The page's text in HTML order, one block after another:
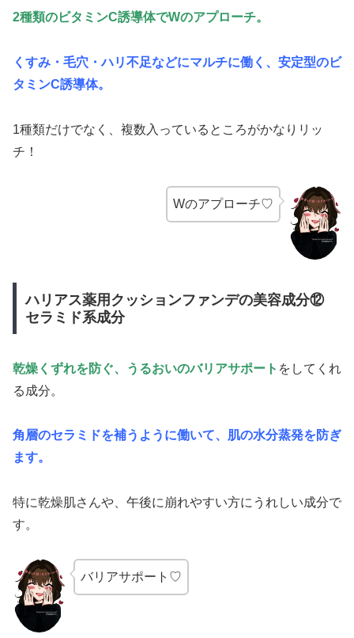
2種類のビタミンC誘導体でWのアプローチ。
くすみ・毛穴・ハリ不足などにマルチに働く、安定型のビ
タミンC誘導体。
1種類だけでなく、複数入っているところがかなりリッ
チ！
Wのアプローチ♡
ハリアス薬用クッションファンデの美容成分⑫
セラミド系成分
乾燥くずれを防ぐ、うるおいのバリアサポート をしてくれ
る成分。
角層のセラミドを補うように働いて、肌の水分蒸発を防ぎ
ます。
特に乾燥肌さんや、午後に崩れやすい方にうれしい成分で
す。
バリアサポート♡